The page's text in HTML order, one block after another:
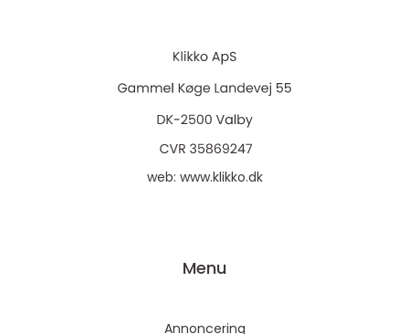
web: www.klikko.dk
Menu
Annoncering